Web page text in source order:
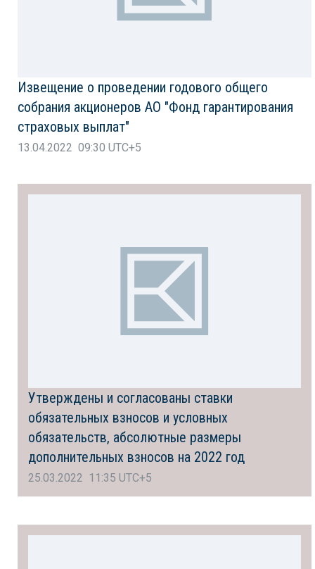
Извещение о проведении годового общего
собрания акционеров АО "Фонд гарантирования
страховых выплат"
13.04.2022 09:30 UTC+5
Утверждены и согласованы ставки
обязательных взносов и условных
обязательств, абсолютные размеры
дополнительных взносов на 2022 год
25.03.2022 11:35 UTC+5